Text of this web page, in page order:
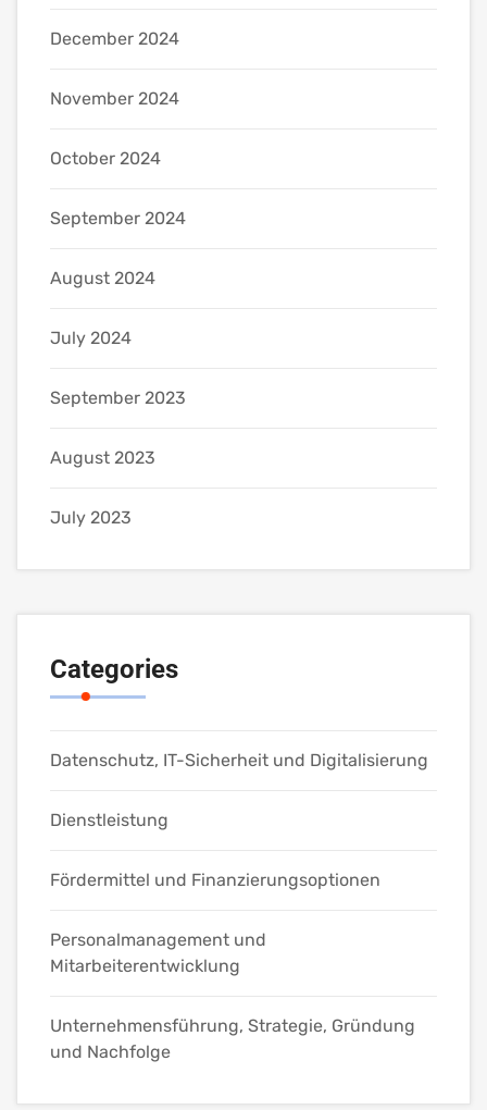
December 2024
November 2024
October 2024
September 2024
August 2024
July 2024
September 2023
August 2023
July 2023
Categories
Datenschutz, IT-Sicherheit und Digitalisierung
Dienstleistung
Fördermittel und Finanzierungsoptionen
Personalmanagement und
Mitarbeiterentwicklung
Unternehmensführung, Strategie, Gründung
und Nachfolge